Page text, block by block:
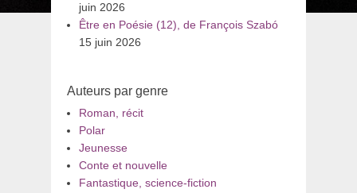
juin 2026
Être en Poésie (12), de François Szabó
15 juin 2026
Auteurs par genre
Roman, récit
Polar
Jeunesse
Conte et nouvelle
Fantastique, science-fiction